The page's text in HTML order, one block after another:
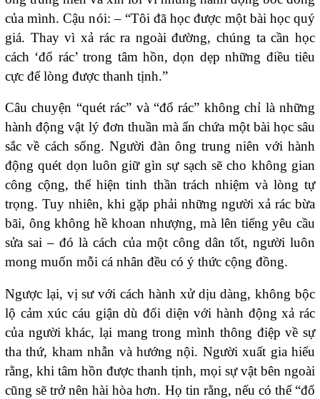
của mình. Cậu nói: – “Tôi đã học được một bài học quý
giá. Thay vì xả rác ra ngoài đường, chúng ta cần học
cách ‘đổ rác’ trong tâm hồn, dọn dẹp những điều tiêu
cực để lòng được thanh tịnh.”
Câu chuyện “quét rác” và “đổ rác” không chỉ là những
hành động vật lý đơn thuần mà ẩn chứa một bài học sâu
sắc về cách sống. Người đàn ông trung niên với hành
động quét dọn luôn giữ gìn sự sạch sẽ cho không gian
công cộng, thể hiện tinh thần trách nhiệm và lòng tự
trọng. Tuy nhiên, khi gặp phải những người xả rác bừa
bãi, ông không hề khoan nhượng, mà lên tiếng yêu cầu
sửa sai – đó là cách của một công dân tốt, người luôn
mong muốn mỗi cá nhân đều có ý thức cộng đồng.
Ngược lại, vị sư với cách hành xử dịu dàng, không bộc
lộ cảm xúc cáu giận dù đối diện với hành động xả rác
của người khác, lại mang trong mình thông điệp về sự
tha thứ, kham nhẫn và hướng nội. Người xuất gia hiểu
rằng, khi tâm hồn được thanh tịnh, mọi sự vật bên ngoài
cũng sẽ trở nên hài hòa hơn. Họ tin rằng, nếu có thể “đổ